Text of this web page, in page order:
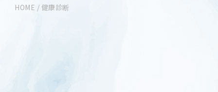
HOME / 健康診断